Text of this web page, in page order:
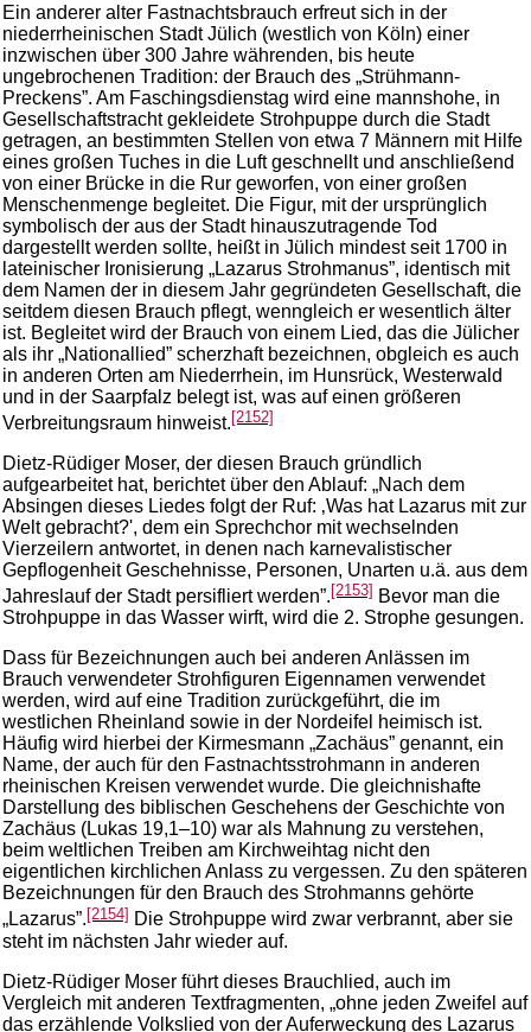
Ein anderer alter Fastnachtsbrauch erfreut sich in der
niederrheinischen Stadt Jülich (westlich von Köln) einer
inzwischen über 300 Jahre währenden, bis heute
ungebrochenen Tradition: der Brauch des „Strühmann-
Preckens”. Am Faschingsdienstag wird eine mannshohe, in
Gesellschaftstracht gekleidete Strohpuppe durch die Stadt
getragen, an bestimmten Stellen von etwa 7 Männern mit Hilfe
eines großen Tuches in die Luft geschnellt und anschließend
von einer Brücke in die Rur geworfen, von einer großen
Menschenmenge begleitet. Die Figur, mit der ursprünglich
symbolisch der aus der Stadt hinauszutragende Tod
dargestellt werden sollte, heißt in Jülich mindest seit 1700 in
lateinischer Ironisierung „Lazarus Strohmanus”, identisch mit
dem Namen der in diesem Jahr gegründeten Gesellschaft, die
seitdem diesen Brauch pflegt, wenngleich er wesentlich älter
ist. Begleitet wird der Brauch von einem Lied, das die Jülicher
als ihr „Nationallied” scherzhaft bezeichnen, obgleich es auch
in anderen Orten am Niederrhein, im Hunsrück, Westerwald
und in der Saarpfalz belegt ist, was auf einen größeren
Verbreitungsraum hinweist.[2152]
Dietz-Rüdiger Moser, der diesen Brauch gründlich
aufgearbeitet hat, berichtet über den Ablauf: „Nach dem
Absingen dieses Liedes folgt der Ruf: ‚Was hat Lazarus mit zur
Welt gebracht?', dem ein Sprechchor mit wechselnden
Vierzeilern antwortet, in denen nach karnevalistischer
Gepflogenheit Geschehnisse, Personen, Unarten u.ä. aus dem
Jahreslauf der Stadt persifliert werden”. [2153] Bevor man die
Strohpuppe in das Wasser wirft, wird die 2. Strophe gesungen.
Dass für Bezeichnungen auch bei anderen Anlässen im
Brauch verwendeter Strohfiguren Eigennamen verwendet
werden, wird auf eine Tradition zurückgeführt, die im
westlichen Rheinland sowie in der Nordeifel heimisch ist.
Häufig wird hierbei der Kirmesmann „Zachäus” genannt, ein
Name, der auch für den Fastnachtsstrohmann in anderen
rheinischen Kreisen verwendet wurde. Die gleichnishafte
Darstellung des biblischen Geschehens der Geschichte von
Zachäus (Lukas 19,1–10) war als Mahnung zu verstehen,
beim weltlichen Treiben am Kirchweihtag nicht den
eigentlichen kirchlichen Anlass zu vergessen. Zu den späteren
Bezeichnungen für den Brauch des Strohmanns gehörte
„Lazarus”.[2154] Die Strohpuppe wird zwar verbrannt, aber sie
steht im nächsten Jahr wieder auf.
Dietz-Rüdiger Moser führt dieses Brauchlied, auch im
Vergleich mit anderen Textfragmenten, „ohne jeden Zweifel auf
das erzählende Volkslied von der Auferweckung des Lazarus